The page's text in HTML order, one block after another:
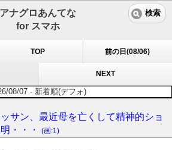
アナグロあんてな
for スマホ
検索
TOP 前の日(08/06)
NEXT
08/07 - 新着順(デフォ)
サン、最近母を亡くして精神的ショ
・・・
(画:1)